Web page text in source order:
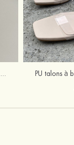
Élégant argent s925 boucles d'oreilles